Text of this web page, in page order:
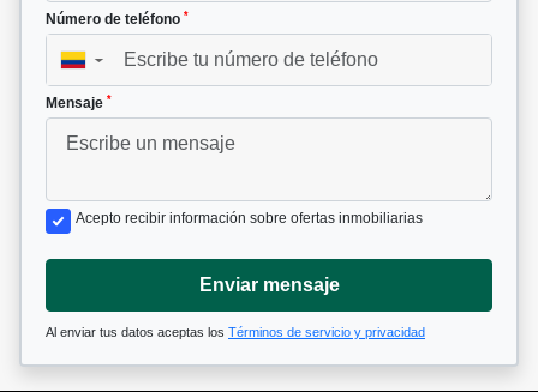
Número de teléfono *
▼
Mensaje *
Acepto recibir información sobre ofertas inmobiliarias
Enviar mensaje
Al enviar tus datos aceptas los Términos de servicio y privacidad